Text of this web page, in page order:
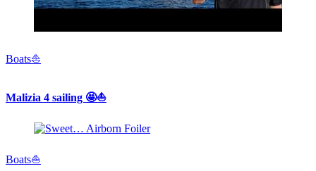
Boats⛵️
Malizia 4 sailing 🤩⛵️
Boats⛵️